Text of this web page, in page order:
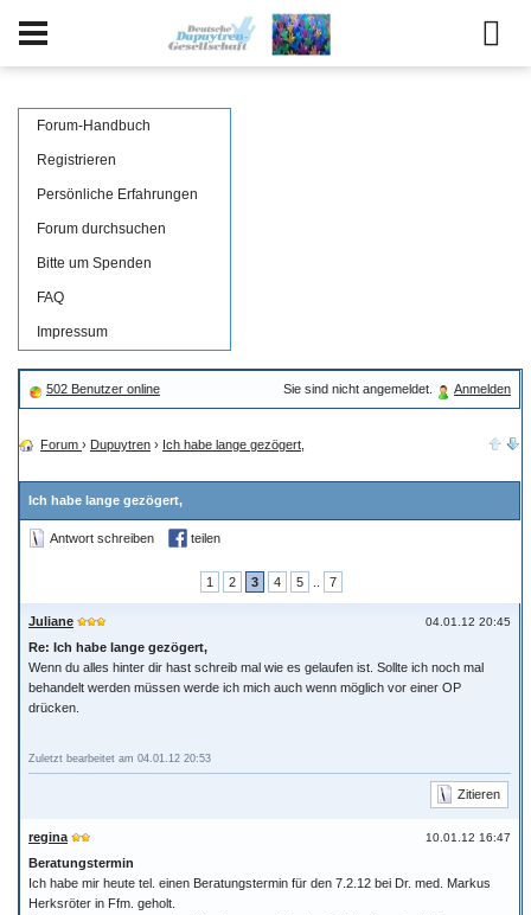
Forum-Handbuch
Registrieren
Persönliche Erfahrungen
Forum durchsuchen
Bitte um Spenden
FAQ
Impressum
502 Benutzer online Sie sind nicht angemeldet. Anmelden
Forum › Dupuytren › Ich habe lange gezögert,
Ich habe lange gezögert,
Antwort schreiben teilen
1 2 3 4 5 7
04.01.12 20:45
Juliane
Re: Ich habe lange gezögert,
Wenn du alles hinter dir hast schreib mal wie es gelaufen ist. Sollte ich noch mal
behandelt werden müssen werde ich mich auch wenn möglich vor einer OP
drücken.
Zuletzt bearbeitet am 04.01.12 20:53
Zitieren
10.01.12 16:47
regina
Beratungstermin
Ich habe mir heute tel. einen Beratungstermin für den 7.2.12 bei Dr. med. Markus
Herksröter in Ffm. geholt.